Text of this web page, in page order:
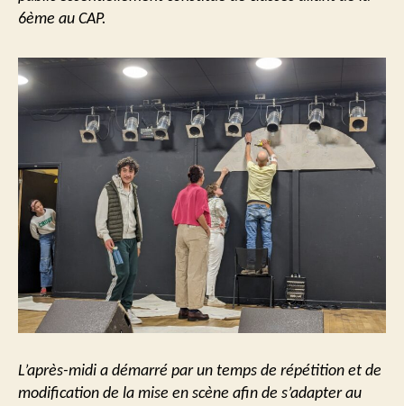
6ème au CAP.
L’après-midi a démarré par un temps de répétition et de
modification de la mise en scène afin de s’adapter au